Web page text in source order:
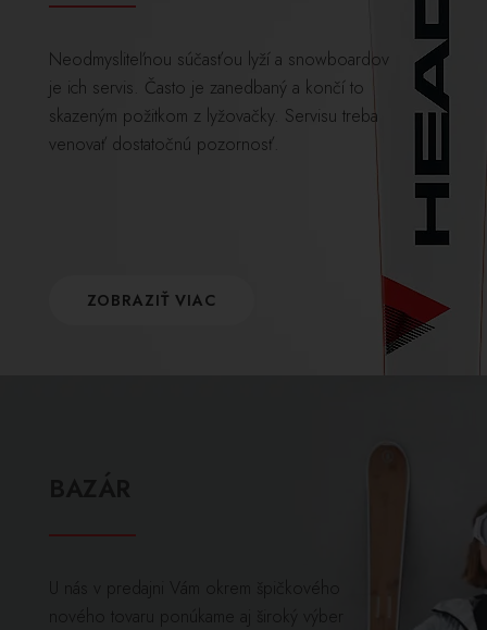
Neodmysliteľnou súčasťou lyží a snowboardov
je ich servis. Často je zanedbaný a končí to
skazeným požitkom z lyžovačky. Servisu treba
venovať dostatočnú pozornosť.
ZOBRAZIŤ VIAC
U nás v predajni Vám okrem špičkového
nového tovaru ponúkame aj široký výber